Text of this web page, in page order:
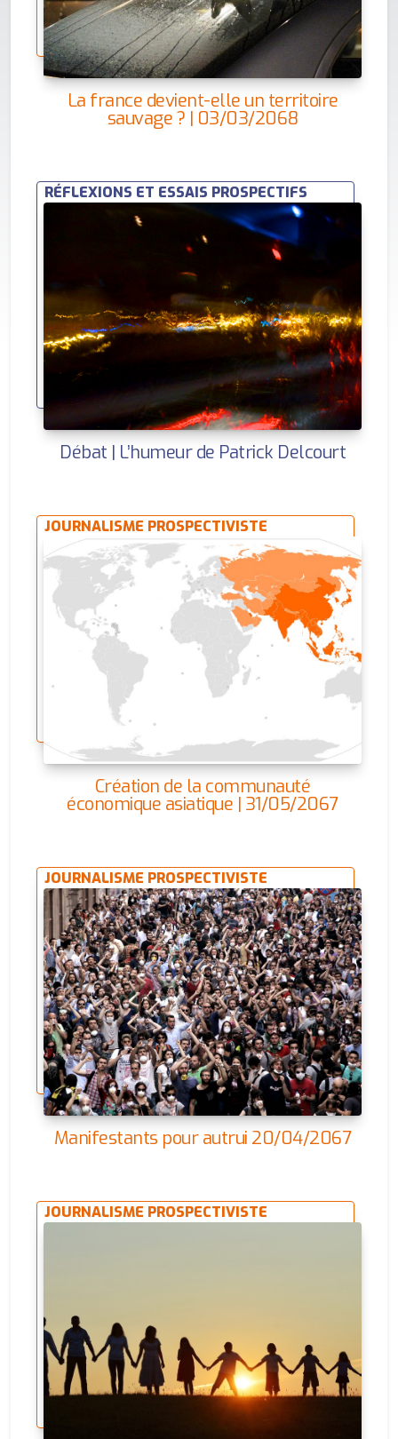
La france devient-elle un territoire
sauvage ? | 03/03/2068
RÉFLEXIONS ET ESSAIS PROSPECTIFS
Débat | L’humeur de Patrick Delcourt
JOURNALISME PROSPECTIVISTE
Création de la communauté
économique asiatique | 31/05/2067
JOURNALISME PROSPECTIVISTE
Manifestants pour autrui 20/04/2067
JOURNALISME PROSPECTIVISTE